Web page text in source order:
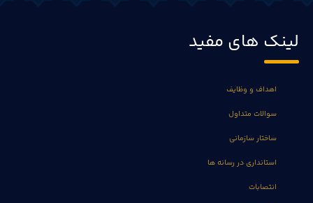
لینک های مفید
اهداف و وظایف
سوالات متداول
ساختار سازمانی
استانداری در رسانه ها
انتصابات